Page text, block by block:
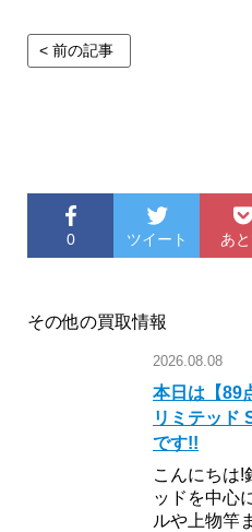
< 前の記事
0 ツイート あ
その他の買取情報
2026.08.08
本日は【89
リミテッド
です!!
こんにちは!
ッドを中心
ルや上物竿